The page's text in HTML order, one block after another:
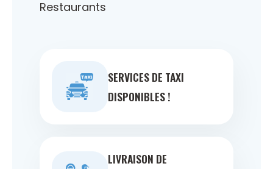
Restaurants
SERVICES DE TAXI
DISPONIBLES !
LIVRAISON DE